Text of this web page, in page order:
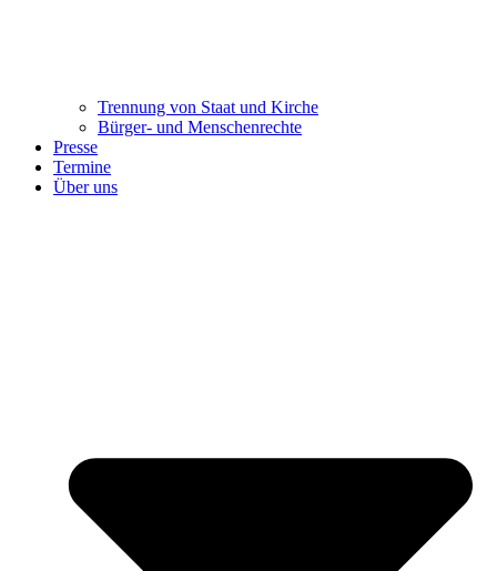
Trennung ​​​​​​​von Staat und Kirche
Bürger- und Menschenrechte
Presse
Termine
Über uns